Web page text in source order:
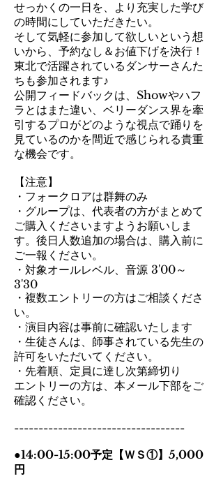
せっかくの一日を、より充実した学び
の時間にしていただきたい。
そして気軽に参加して欲しいという想
いから、予約なし＆お値下げを決行！
東北で活躍されているダンサーさんた
ちも参加されます♪
公開フィードバックは、Showやハフ
ラとはまた違い、ベリーダンス界を牽
引するプロがどのような視点で踊りを
見ているのかを間近で感じられる貴重
な機会です。
【注意】
・フォークロアは群舞のみ
・グループは、代表者の方がまとめて
ご購入くださいますようお願いしま
す。後日人数追加の場合は、購入前に
ご一報ください。
・対象オールレベル、音源 3'00～
3'30
・複数エントリーの方はご相談くださ
い。
・演目内容は事前に確認いたします
・生徒さんは、師事されている先生の
許可をいただいてください。
・先着順、定員に達し次第締切り
エントリーの方は、本メール下部をご
確認ください。
-----------------------------------
●14:00-15:00予定【ＷＳ①】5,000
円